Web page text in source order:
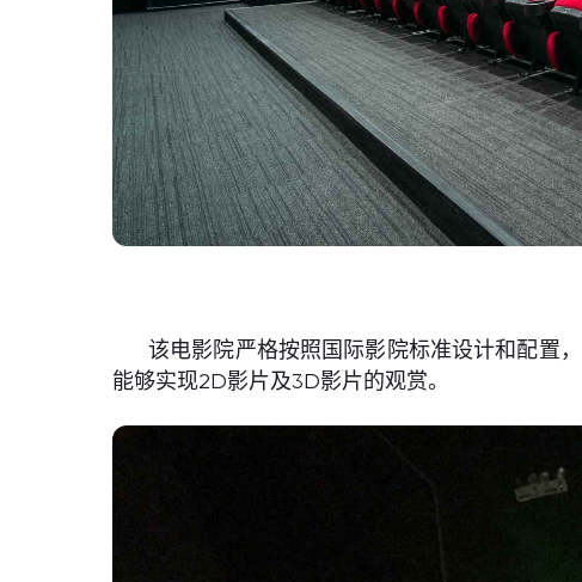
该电影院严格按照国际影院标准设计和配置
能够实现2D影片及3D影片的观赏。